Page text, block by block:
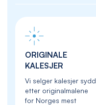
ORIGINALE
KALESJER
Vi selger kalesjer sydd
etter originalmalene
for Norges mest